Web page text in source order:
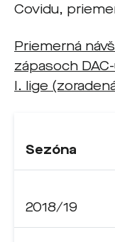
Covidu,
Priemerná
zápasoch
I. lige
Sezóna
2018/19